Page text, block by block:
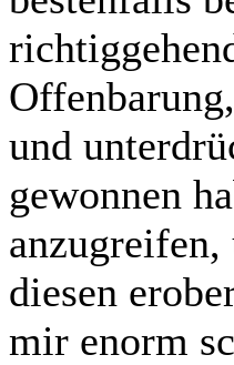
und
gewonnen
anzugreifen,
diesen
mir enorm